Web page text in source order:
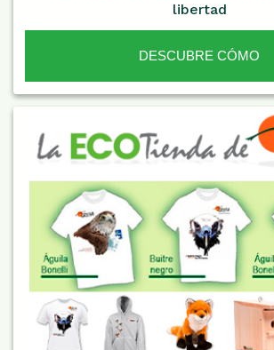
libertad
DESCUBRE CÓMO